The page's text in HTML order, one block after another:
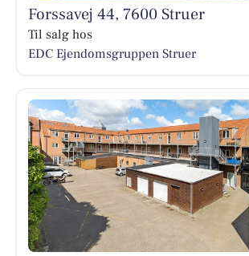
Forssavej 44, 7600 Struer
Til salg hos
EDC Ejen­doms­grup­pen Struer